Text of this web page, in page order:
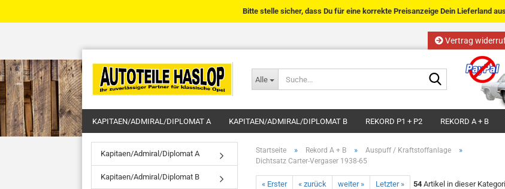
Vertrag
Sprache auswählen
Lieferland
Passwort
Alle
Suche...
Bitte stelle sicher, dass Du für eine korrekte Preisanzeige Dein Lieferland
KAPITAEN/ADMIRAL/DIPLOMAT A KAPITAEN/ADMIRAL/DIPLOMAT B REKORD P1 + P2 REKORD A + B
Startseite » Rekord A + B » Auspuff / Kraftstoffanlage »
Dichtsatz Carter-Vergaser 1938-65
« Erster « zurück weiter » Letzter » 54 Artikel in dieser
Kapitaen/Admiral/Diplomat A
Kapitaen/Admiral/Diplomat B